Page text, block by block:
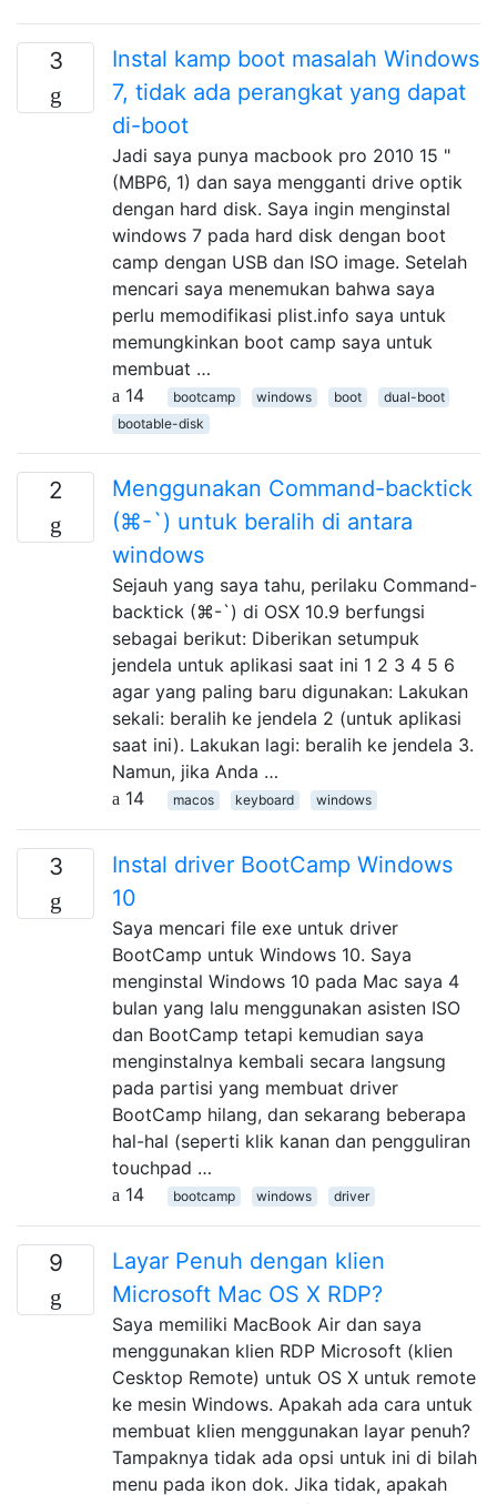
3
Instal kamp boot masalah Windows
7, tidak ada perangkat yang dapat
di-boot
Jadi saya punya macbook pro 2010 15 "
(MBP6, 1) dan saya mengganti drive optik
dengan hard disk. Saya ingin menginstal
windows 7 pada hard disk dengan boot
camp dengan USB dan ISO image. Setelah
mencari saya menemukan bahwa saya
perlu memodifikasi plist.info saya untuk
memungkinkan boot camp saya untuk
membuat …
14
bootcamp windows boot
dual-boot
bootable-disk
2
Menggunakan Command-backtick
(⌘-`) untuk beralih di antara
windows
Sejauh yang saya tahu, perilaku Command-
backtick (⌘-`) di OSX 10.9 berfungsi
sebagai berikut: Diberikan setumpuk
jendela untuk aplikasi saat ini 1 2 3 4 5 6
agar yang paling baru digunakan: Lakukan
sekali: beralih ke jendela 2 (untuk aplikasi
saat ini). Lakukan lagi: beralih ke jendela 3.
Namun, jika Anda …
14
macos keyboard windows
3
Instal driver BootCamp Windows
10
Saya mencari file exe untuk driver
BootCamp untuk Windows 10. Saya
menginstal Windows 10 pada Mac saya 4
bulan yang lalu menggunakan asisten ISO
dan BootCamp tetapi kemudian saya
menginstalnya kembali secara langsung
pada partisi yang membuat driver
BootCamp hilang, dan sekarang beberapa
hal-hal (seperti klik kanan dan pengguliran
touchpad …
14
bootcamp windows driver
9
Layar Penuh dengan klien
Microsoft Mac OS X RDP?
Saya memiliki MacBook Air dan saya
menggunakan klien RDP Microsoft (klien
Cesktop Remote) untuk OS X untuk remote
ke mesin Windows. Apakah ada cara untuk
membuat klien menggunakan layar penuh?
Tampaknya tidak ada opsi untuk ini di bilah
menu pada ikon dok. Jika tidak, apakah